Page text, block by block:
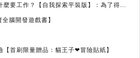
要工作？【自我探索平裝版】：為了得...
腦開發遊戲書】
【首刷限量贈品：貓王子❤冒險貼紙】